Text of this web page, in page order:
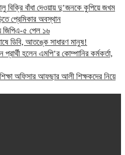
বিক্রি বাঁধা দেওয়ায় দু’জনকে কুপিয়ে জখম
প্রেমিকার অবস্থান
জিপিএ-৫ পেল ১৬
ডিবি, আতঙ্কে সাধারণ মানুষ!
প্রার্থী হলেন এমপি’র কোম্পানির কর্মকর্তা,
অফিসার আফছার আলী শিক্ষকদের নিয়ে